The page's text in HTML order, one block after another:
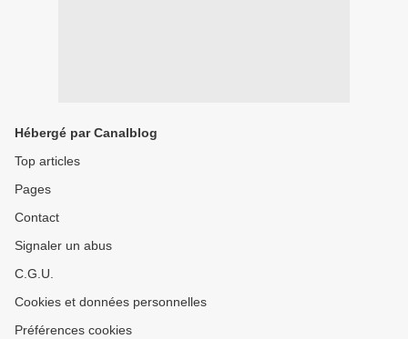
Hébergé par Canalblog
Top articles
Pages
Contact
Signaler un abus
C.G.U.
Cookies et données personnelles
Préférences cookies